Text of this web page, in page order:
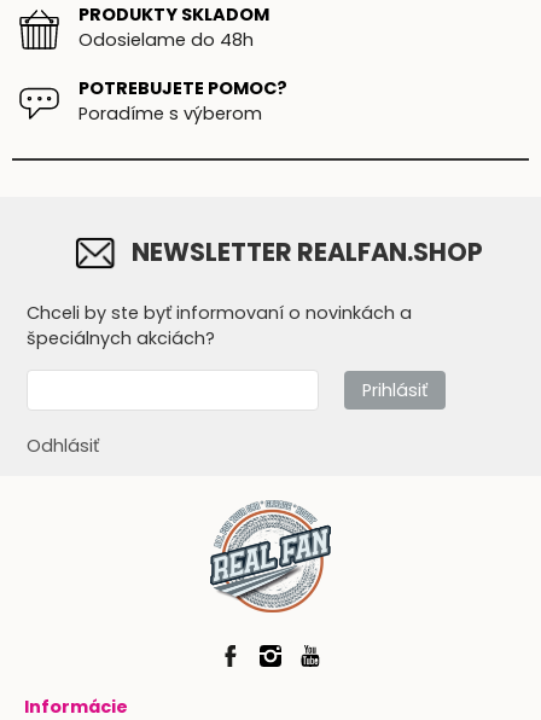
PRODUKTY SKLADOM
Odosielame do 48h
POTREBUJETE POMOC?
Poradíme s výberom
NEWSLETTER REALFAN.SHOP
Chceli by ste byť informovaní o novinkách a
špeciálnych akciách?
Prihlásiť
Odhlásiť
Informácie